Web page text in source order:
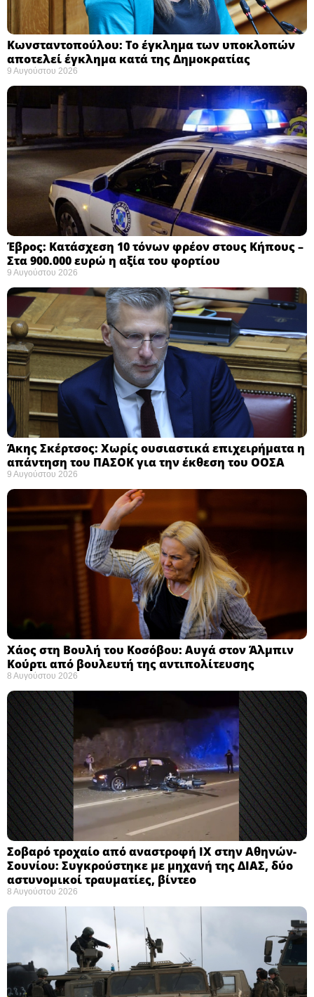
Κωνσταντοπούλου: Το έγκλημα των υποκλοπών
αποτελεί έγκλημα κατά της Δημοκρατίας ​
9 Αυγούστου 2026
Έβρος: Κατάσχεση 10 τόνων φρέον στους Κήπους –
Στα 900.000 ευρώ η αξία του φορτίου ​
9 Αυγούστου 2026
Άκης Σκέρτσος: Χωρίς ουσιαστικά επιχειρήματα η
απάντηση του ΠΑΣΟΚ για την έκθεση του ΟΟΣΑ ​
9 Αυγούστου 2026
Χάος στη Βουλή του Κοσόβου: Αυγά στον Άλμπιν
Κούρτι από βουλευτή της αντιπολίτευσης
8 Αυγούστου 2026
Σοβαρό τροχαίο από αναστροφή ΙΧ στην Αθηνών-
Σουνίου: Συγκρούστηκε με μηχανή της ΔΙΑΣ, δύο
αστυνομικοί τραυματίες, βίντεο
8 Αυγούστου 2026